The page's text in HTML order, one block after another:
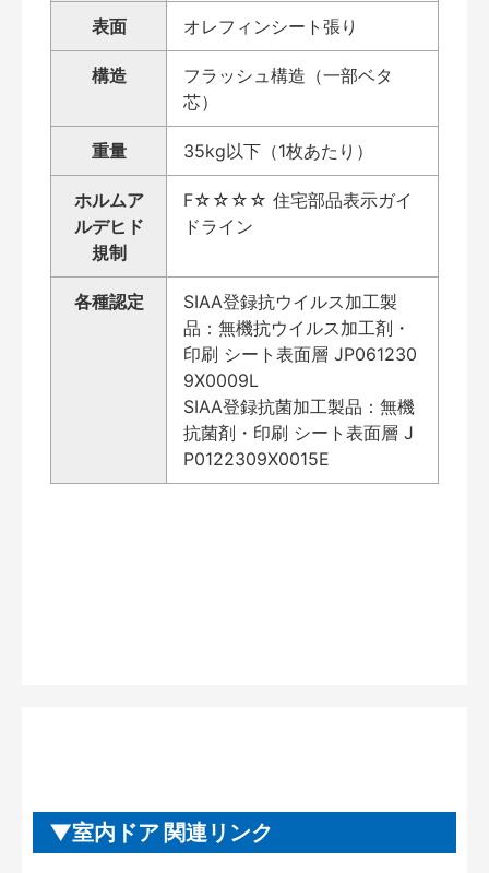
表面 オレフィンシート張り
構造
フラッシュ構造（一部ベタ
芯）
重量 35kg以下（1枚あたり）
ホルムア
ルデヒド
規制
F☆☆☆☆ 住宅部品表示ガイ
ドライン
各種認定
SIAA登録抗ウイルス加工製
品：無機抗ウイルス加工剤・
印刷 シート表面層 JP061230
9X0009L
SIAA登録抗菌加工製品：無機
抗菌剤・印刷 シート表面層 J
P0122309X0015E
室内ドア 関連リンク